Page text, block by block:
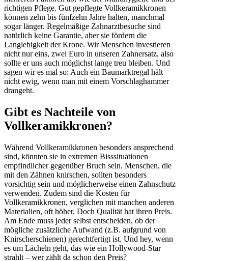
richtigen Pflege. Gut gepflegte Vollkeramikkronen
können zehn bis fünfzehn Jahre halten, manchmal
sogar länger. Regelmäßige Zahnarztbesuche sind
natürlich keine Garantie, aber sie fördern die
Langlebigkeit der Krone. Wir Menschen investieren
nicht nur eins, zwei Euro in unseren Zahnersatz, also
sollte er uns auch möglichst lange treu bleiben. Und
sagen wir es mal so: Auch ein Baumarktregal hält
nicht ewig, wenn man mit einem Vorschlaghammer
drangeht.
Gibt es Nachteile von
Vollkeramikkronen?
Während Vollkeramikkronen besonders ansprechend
sind, könnten sie in extremen Bisssituationen
empfindlicher gegenüber Bruch sein. Menschen, die
mit den Zähnen knirschen, sollten besonders
vorsichtig sein und möglicherweise einen Zahnschutz
verwenden. Zudem sind die Kosten für
Vollkeramikkronen, verglichen mit manchen anderen
Materialien, oft höher. Doch Qualität hat ihren Preis.
Am Ende muss jeder selbst entscheiden, ob der
mögliche zusätzliche Aufwand (z.B. aufgrund von
Knirscherschienen) gerechtfertigt ist. Und hey, wenn
es um Lächeln geht, das wie ein Hollywood-Star
strahlt – wer zählt da schon den Preis?